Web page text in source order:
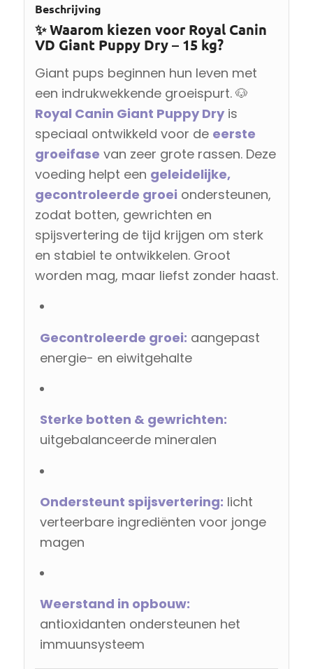
Beschrijving
✨ Waarom kiezen voor Royal Canin
VD Giant Puppy Dry – 15 kg?
Giant pups beginnen hun leven met
een indrukwekkende groeispurt. 🐶
Royal Canin Giant Puppy Dryis
speciaal ontwikkeld voor de eerste
groeifase van zeer grote rassen. Deze
voeding helpt een geleidelijke,
gecontroleerde groei ondersteunen,
zodat botten, gewrichten en
spijsvertering de tijd krijgen om sterk
en stabiel te ontwikkelen. Groot
worden mag, maar liefst zonder haast.
Gecontroleerde groei: aangepast
energie- en eiwitgehalte
Sterke botten & gewrichten:
uitgebalanceerde mineralen
Ondersteunt spijsvertering: licht
verteerbare ingrediënten voor jonge
magen
Weerstand in opbouw:
antioxidanten ondersteunen het
immuunsysteem